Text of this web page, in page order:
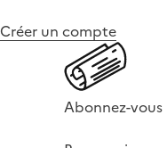
Créer un compte
Abonnez-